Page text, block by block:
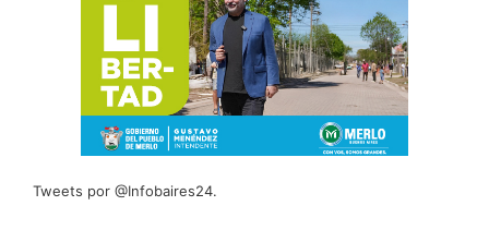
Tweets por @Infobaires24.